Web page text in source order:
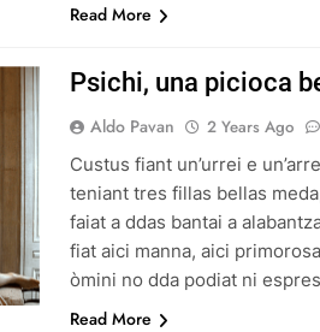
Read More
Psichi, una picioca
Aldo Pavan 2 Years Ago
Custus fiant un’urrei e
teniant tres fillas bellas
faiat a ddas bantai a
fiat aici manna, aici
òmini no dda podiat ni
Read More